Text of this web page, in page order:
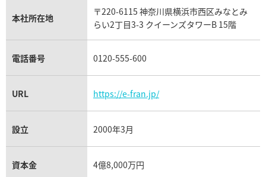
パネライ買取
チューダー（チュードル）買取
本社所在地
〒220-6115 神奈川県横浜市西区みなとみ
らい2丁目3-3 クイーンズタワーB 15階
電話番号 0120-555-600
URL https://e-fran.jp/
設立 2000年3月
資本金 4億8,000万円